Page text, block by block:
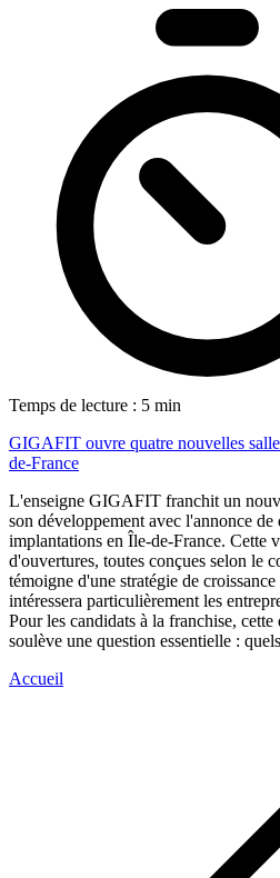
Temps de lecture : 5 min
GIGAFIT ouvre quatre nouvelles
de-France
L'enseigne GIGAFIT franchit un
son développement avec l'annonce de
implantations en Île-de-France. Cette
d'ouvertures, toutes conçues selon le
témoigne d'une stratégie de
intéressera particulièrement les
Pour les candidats à la franchise,
soulève une question essentielle :
Accueil